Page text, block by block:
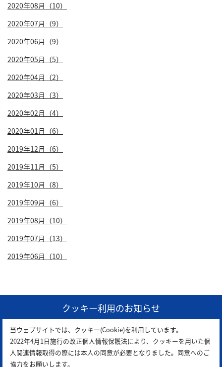
2020年08月（10）
2020年07月（9）
2020年06月（9）
2020年05月（5）
2020年04月（2）
2020年03月（3）
2020年02月（4）
2020年01月（6）
2019年12月（6）
2019年11月（5）
2019年10月（8）
2019年09月（6）
2019年08月（10）
2019年07月（13）
2019年06月（10）
1
クッキー利用のお知らせ
当ウェブサイトでは、クッキー(Cookie)を利用しています。
2022年4月1日施行の改正個人情報保護法により、クッキーを用いた個
人関連情報取得の際には本人の同意が必要となりました。同意へのご
協力をお願いします。